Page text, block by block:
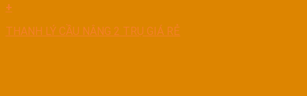
+
THANH LÝ CẦU NÂNG 2 TRỤ GIÁ RẺ